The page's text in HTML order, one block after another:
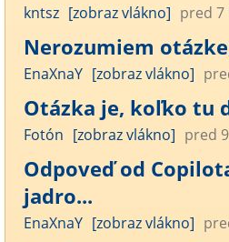
kntsz [zobraz vlákno] pred
Nerozumiem
EnaXnaY [zobraz vlákno]
Otázka je, koľko tu
Fotón [zobraz vlákno] pred
Odpoveď od
jadro...
EnaXnaY [zobraz vlákno]